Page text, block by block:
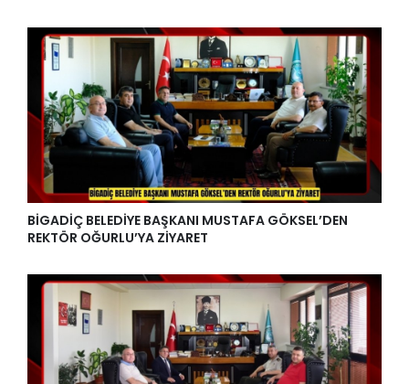
BİGADİÇ BELEDİYE BAŞKANI MUSTAFA GÖKSEL’DEN
REKTÖR OĞURLU’YA ZİYARET